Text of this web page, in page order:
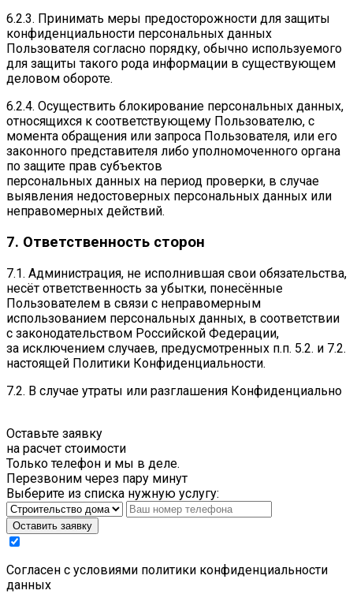
6.2.3. Принимать меры предосторожности для защиты
конфиденциальности персональных данных
Пользователя согласно порядку, обычно используемого
для защиты такого рода информации в существующем
деловом обороте.
6.2.4. Осуществить блокирование персональных данных,
относящихся к соответствующему Пользователю, с
момента обращения или запроса Пользователя, или его
законного представителя либо уполномоченного органа
по защите прав субъектов
персональных данных на период проверки, в случае
выявления недостоверных персональных данных или
неправомерных действий.
7. Ответственность сторон
7.1. Администрация, не исполнившая свои обязательства,
несёт ответственность за убытки, понесённые
Пользователем в связи с неправомерным
использованием персональных данных, в соответствии
с законодательством Российской Федерации,
за исключением случаев, предусмотренных п.п. 5.2. и 7.2.
настоящей Политики Конфиденциальности.
7.2. В случае утраты или разглашения Конфиденциально
Оставьте заявку
на расчет стоимости
Только телефон и мы в деле.
Перезвоним через пару минут
Выберите из списка нужную услугу:
Оставить заявку
Cогласен с условиями политики конфиденциальности
данных